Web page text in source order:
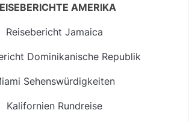
AMERIKA
Reisebericht Jamaica
Dominikanische Republik
Sehenswürdigkeiten
Kalifornien Rundreise